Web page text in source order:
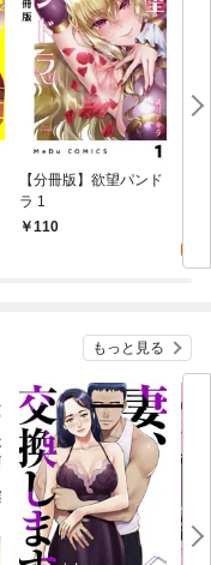
【分冊版】欲望パンド
ラ 1
110
もっと見る